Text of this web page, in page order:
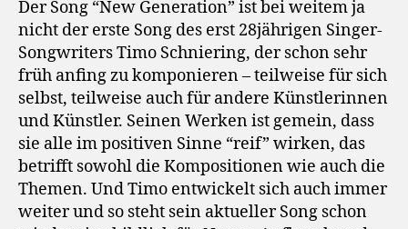
Der Song “New Generation” ist bei weitem ja
nicht der erste Song des erst 28jährigen Singer-
Songwriters Timo Schniering, der schon sehr
früh anfing zu komponieren – teilweise für sich
selbst, teilweise auch für andere Künstlerinnen
und Künstler. Seinen Werken ist gemein, dass
sie alle im positiven Sinne “reif” wirken, das
betrifft sowohl die Kompositionen wie auch die
Themen. Und Timo entwickelt sich auch immer
weiter und so steht sein aktueller Song schon